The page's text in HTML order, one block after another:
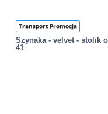
Transport Promocja
Szynaka - velvet - stolik
41